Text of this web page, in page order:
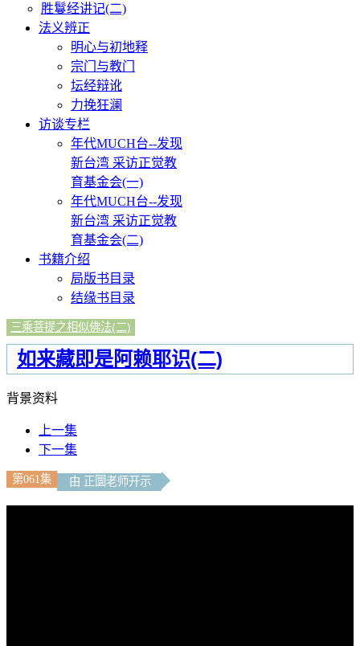
胜鬘经讲记(二)
法义辨正
明心与初地释
宗门与教门
坛经辩讹
力挽狂澜
访谈专栏
年代MUCH台--发现
新台湾 采访正觉教
育基金会(一)
年代MUCH台--发现
新台湾 采访正觉教
育基金会(二)
书籍介绍
局版书目录
结缘书目录
三乘菩提之相似佛法(二)
如来藏即是阿赖耶识(二)
背景资料
上一集
下一集
第061集 由 正圜老师开示